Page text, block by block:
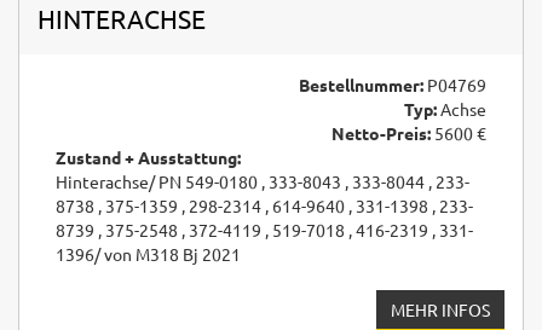
HINTERACHSE
Bestellnummer: P04769
Typ:Achse
Netto-Preis: 5600 €
Zustand + Ausstattung:
Hinterachse/ PN 549-0180 , 333-8043 , 333-8044 , 233-
8738 , 375-1359 , 298-2314 , 614-9640 , 331-1398 , 233-
8739 , 375-2548 , 372-4119 , 519-7018 , 416-2319 , 331-
1396/ von M318 Bj 2021
MEHR INFOS